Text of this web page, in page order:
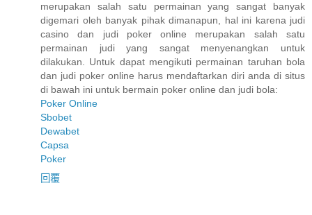
merupakan salah satu permainan yang sangat banyak
digemari oleh banyak pihak dimanapun, hal ini karena judi
casino dan judi poker online merupakan salah satu
permainan judi yang sangat menyenangkan untuk
dilakukan. Untuk dapat mengikuti permainan taruhan bola
dan judi poker online harus mendaftarkan diri anda di situs
di bawah ini untuk bermain poker online dan judi bola:
Poker Online
Sbobet
Dewabet
Capsa
Poker
回覆